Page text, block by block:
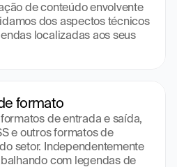
de conteúdo envolvente
dos aspectos técnicos
localizadas aos seus
formato
de entrada e saída,
e outros formatos de
setor. Independentemente
com legendas de